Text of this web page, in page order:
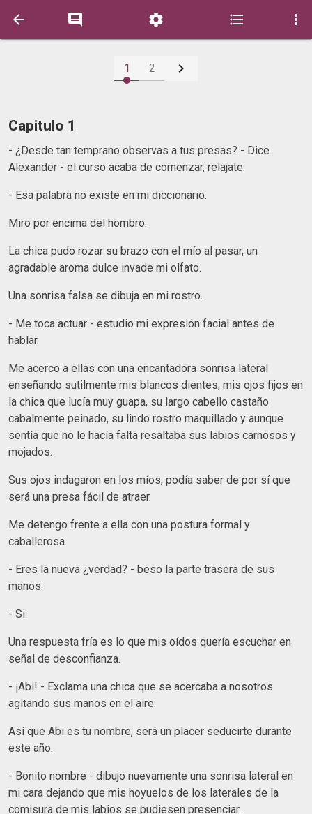
    
1 2 
Capitulo 1
- ¿Desde tan temprano observas a tus presas? - Dice
Alexander - el curso acaba de comenzar, relajate.
- Esa palabra no existe en mi diccionario.
Miro por encima del hombro.
La chica pudo rozar su brazo con el mío al pasar, un
agradable aroma dulce invade mi olfato.
Una sonrisa falsa se dibuja en mi rostro.
- Me toca actuar - estudio mi expresión facial antes de
hablar.
Me acerco a ellas con una encantadora sonrisa lateral
enseñando sutilmente mis blancos dientes, mis ojos fijos en
la chica que lucía muy guapa, su largo cabello castaño
cabalmente peinado, su lindo rostro maquillado y aunque
sentía que no le hacía falta resaltaba sus labios carnosos y
mojados.
Sus ojos indagaron en los míos, podía saber de por sí que
será una presa fácil de atraer.
Me detengo frente a ella con una postura formal y
caballerosa.
- Eres la nueva ¿verdad? - beso la parte trasera de sus
manos.
- Si
Una respuesta fría es lo que mis oídos quería escuchar en
señal de desconfianza.
- ¡Abi! - Exclama una chica que se acercaba a nosotros
agitando sus manos en el aire.
Así que Abi es tu nombre, será un placer seducirte durante
este año.
- Bonito nombre - dibujo nuevamente una sonrisa lateral en
mi cara dejando que mis hoyuelos de los laterales de la
comisura de mis labios se pudiesen presenciar.